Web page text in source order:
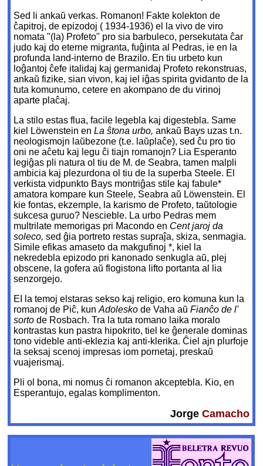
Sed li ankaŭ verkas. Romanon! Fakte kolekton de
ĉapitroj, de epizodoj ( 1934-1936) el la vivo de viro
nomata "(la) Profeto" pro sia barbuleco, persekutata ĉar
judo kaj do eterne migranta, fuĝinta al Pedras, ie en la
profunda land-interno de Brazilo. En tiu urbeto kun
loĝantoj ĉefe italidaj kaj germanidaj Profeto rekonstruas,
ankaŭ fizike, sian vivon, kaj iel iĝas spirita gvidanto de la
tuta komunumo, cetere en akompano de du virinoj
aparte plaĉaj.
La stilo estas flua, facile legebla kaj digestebla. Same
kiel Löwenstein enLa ŝtona urbo,ankaŭ Bays uzas t.n.
neologismojn laŭbezone (t.e. laŭplaĉe), sed ĉu pro tio
oni ne aĉetu kaj legu ĉi tiajn romanojn? Lia Esperanto
legiĝas pli natura ol tiu de M. de Seabra, tamen malpli
ambicia kaj plezurdona ol tiu de la superba Steele. El
verkista vidpunkto Bays montriĝas stile kaj fabule*
amatora kompare kun Steele, Seabra aŭ Löwenstein. El
kie fontas, ekzemple, la karismo de Profeto, taŭtologie
sukcesa guruo? Nescieble. La urbo Pedras mem
multrilate memorigas pri Macondo en Cent jaroj da
soleco,sed ĝia portreto restas supraĵa, skiza, senmagia.
Simile efikas amaseto da makgufinoj *, kiel la
nekredebla epizodo pri kanonado senkugla aŭ, plej
obscene, la gofera aŭ flogistona lifto portanta al lia
senzorgejo.
EI la temoj elstaras sekso kaj religio, ero komuna kun la
romanoj de Piĉ, kunAdoleskode Vaha aŭFianĉo de l'
sortode Rosbach. Tra la tuta romano laika moralo
kontrastas kun pastra hipokrito, tiel ke ĝenerale dominas
tono videble anti-eklezia kaj anti-klerika. Ĉiel ajn plurfoje
la seksaj scenoj impresas iom pornetaj, preskaŭ
vuajerismaj.
Pli ol bona, mi nomus ĉi romanon akceptebla. Kio, en
Esperantujo, egalas komplimenton.
Jorge Camacho